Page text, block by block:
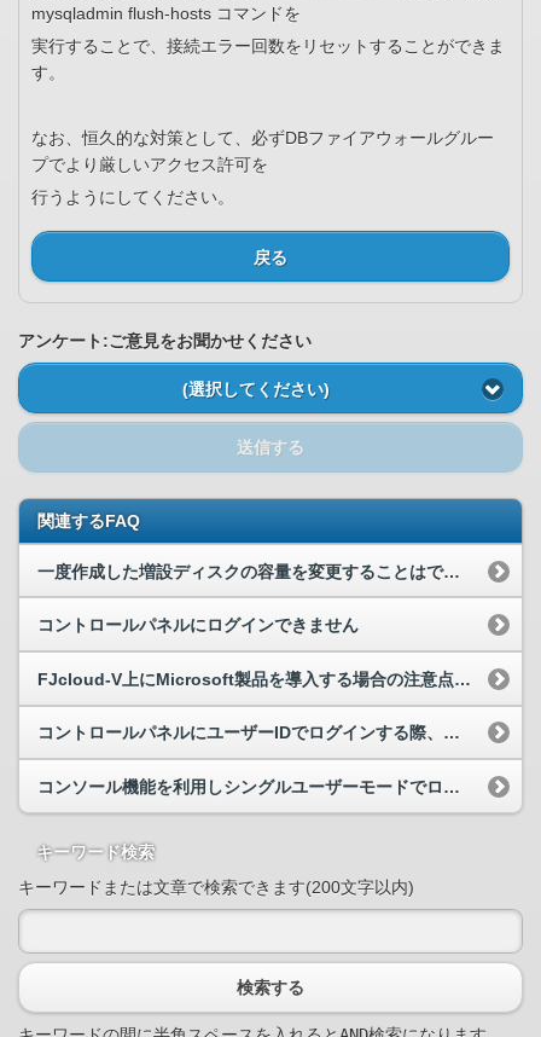
mysqladmin flush-hosts コマンドを
実行することで、接続エラー回数をリセットすることができま
す。
なお、恒久的な対策として、必ずDBファイアウォールグルー
プでより厳しいアクセス許可を
行うようにしてください。
戻る
アンケート:ご意見をお聞かせください
(選択してください)
送信する
関連するFAQ
一度作成した増設ディスクの容量を変更することはできますか？
コントロールパネルにログインできません
FJcloud-V上にMicrosoft製品を導入する場合の注意点はありますか?
コントロールパネルにユーザーIDでログインする際、二要素認証は利用可能でしょうか。
コンソール機能を利用しシングルユーザーモードでログインする事は可能ですか
キーワード検索
キーワードまたは文章で検索できます(200文字以内)
検索する